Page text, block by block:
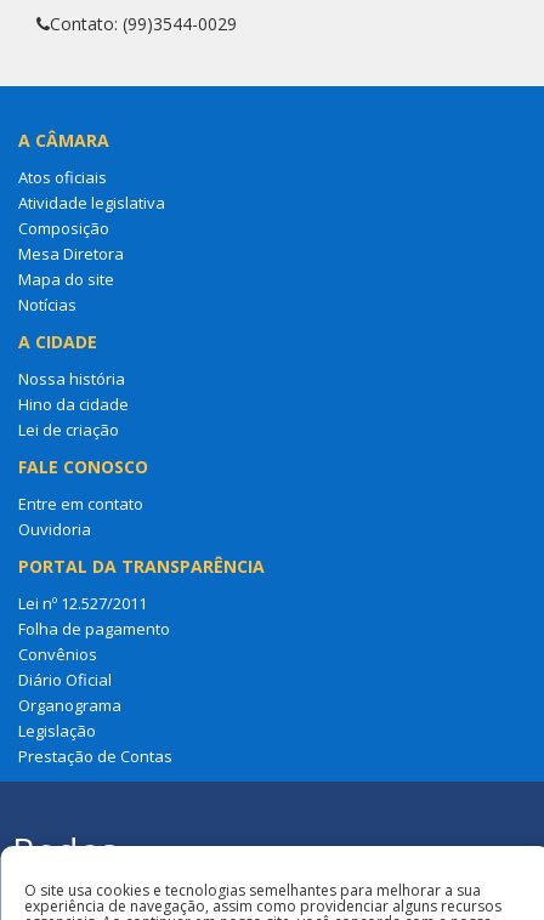
Contato: (99)3544-0029
A CÂMARA
Atos oficiais
Atividade legislativa
Composição
Mesa Diretora
Mapa do site
Notícias
A CIDADE
Nossa história
Hino da cidade
Lei de criação
FALE CONOSCO
Entre em contato
Ouvidoria
PORTAL DA TRANSPARÊNCIA
Lei nº 12.527/2011
Folha de pagamento
Convênios
Diário Oficial
Organograma
Legislação
Prestação de Contas
Redes
Sociais
Todos os direitos reservados à Câmara
Municipal de Loreto
O site usa cookies e tecnologias semelhantes para melhorar a sua
experiência de navegação, assim como providenciar alguns recursos